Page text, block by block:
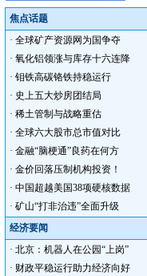
焦点话题
· 全球矿产资源网为国争夺
· 氧化铝领涨与库存十六连降
· 钼铁高碳铬铁持稳运行
· 史上五大炒房团结局
· 稀土管制与战略重估
· 全球六大股市总市值对比
· 金融“脑梗通”良药在何方
· 金价回落压制机构投资！
· 中国超越美国38项硬核数据
· 矿山“打非治违”全面升级
经济要闻
· 北京：机器人在公园“上岗”
· 财政平稳运行助力经济向好